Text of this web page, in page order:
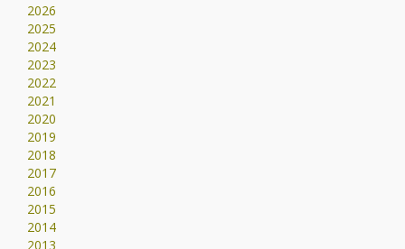
2026
2025
2024
2023
2022
2021
2020
2019
2018
2017
2016
2015
2014
2013